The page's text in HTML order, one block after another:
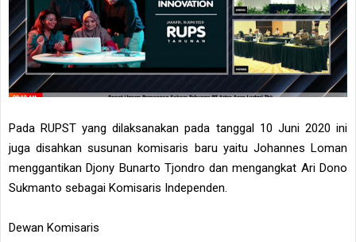
Pada RUPST yang dilaksanakan pada tanggal 10 Juni 2020 ini
juga disahkan susunan komisaris baru yaitu Johannes Loman
menggantikan Djony Bunarto Tjondro dan mengangkat Ari Dono
Sukmanto sebagai Komisaris Independen.
Dewan Komisaris